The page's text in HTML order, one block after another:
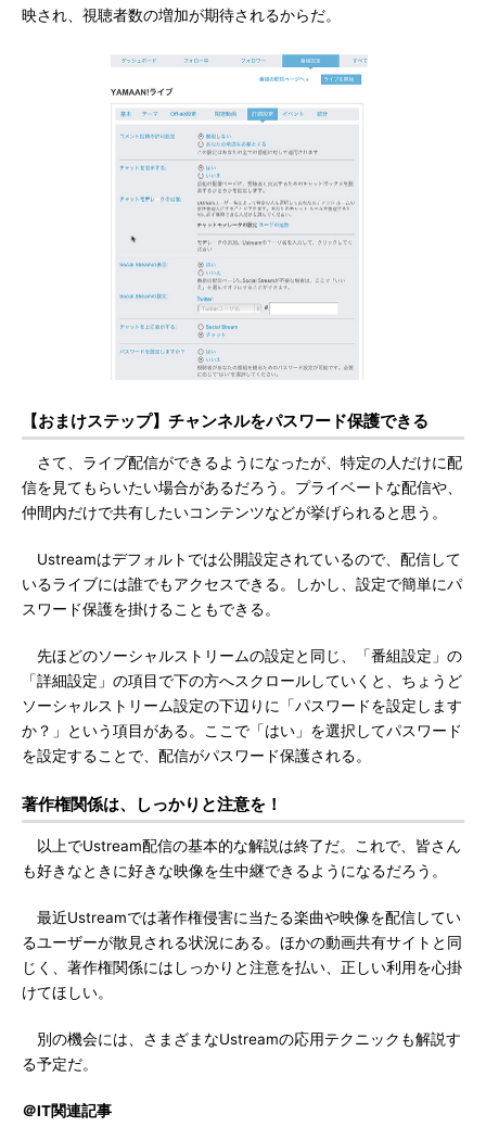
映され、視聴者数の増加が期待されるからだ。
【おまけステップ】チャンネルをパスワード保護できる
さて、ライブ配信ができるようになったが、特定の人だけに配
信を見てもらいたい場合があるだろう。プライベートな配信や、
仲間内だけで共有したいコンテンツなどが挙げられると思う。
Ustreamはデフォルトでは公開設定されているので、配信して
いるライブには誰でもアクセスできる。しかし、設定で簡単にパ
スワード保護を掛けることもできる。
先ほどのソーシャルストリームの設定と同じ、「番組設定」の
「詳細設定」の項目で下の方へスクロールしていくと、ちょうど
ソーシャルストリーム設定の下辺りに「パスワードを設定します
か？」という項目がある。ここで「はい」を選択してパスワード
を設定することで、配信がパスワード保護される。
著作権関係は、しっかりと注意を！
以上でUstream配信の基本的な解説は終了だ。これで、皆さん
も好きなときに好きな映像を生中継できるようになるだろう。
最近Ustreamでは著作権侵害に当たる楽曲や映像を配信してい
るユーザーが散見される状況にある。ほかの動画共有サイトと同
じく、著作権関係にはしっかりと注意を払い、正しい利用を心掛
けてほしい。
別の機会には、さまざまなUstreamの応用テクニックも解説す
る予定だ。
＠IT関連記事